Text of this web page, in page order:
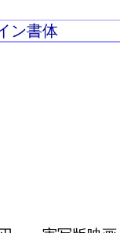
ン書体